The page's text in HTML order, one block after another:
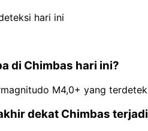
hari ini
di Chimbas hari ini?
M4,0+ yang
dekat Chimbas